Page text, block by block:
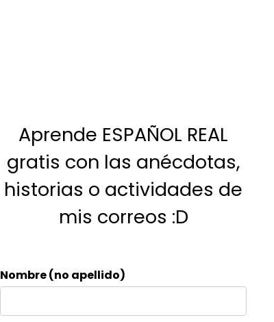
Aprende ESPAÑOL REAL
gratis con las anécdotas,
historias o actividades de
mis correos :D
Nombre (no apellido)